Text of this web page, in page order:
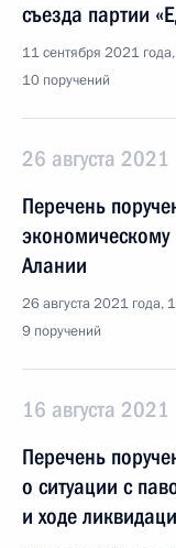
съезда партии
11 сентября 2021
10 поручений
26 августа 2021
Перечень
Алании
26 августа 2021 года,
9 поручений
16 августа
Перечень
о ситуации с
и ходе